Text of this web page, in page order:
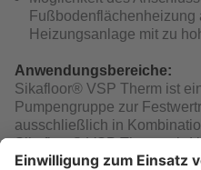
Fußbodenflächenheizung
Heizungsanlage mit zu
Anwendungsbereiche:
Sikafloor® VSP Therm ist
Pumpengruppe zur
ausschließlich in
Sikafloor® VSP Therm wird
wenn der Anschluss an